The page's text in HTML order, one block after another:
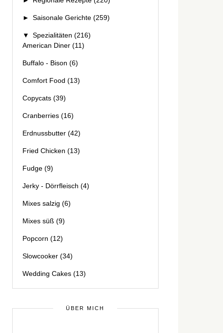
► Saisonale Gerichte (259)
▼ Spezialitäten (216)
American Diner (11)
Buffalo - Bison (6)
Comfort Food (13)
Copycats (39)
Cranberries (16)
Erdnussbutter (42)
Fried Chicken (13)
Fudge (9)
Jerky - Dörrfleisch (4)
Mixes salzig (6)
Mixes süß (9)
Popcorn (12)
Slowcooker (34)
Wedding Cakes (13)
ÜBER MICH